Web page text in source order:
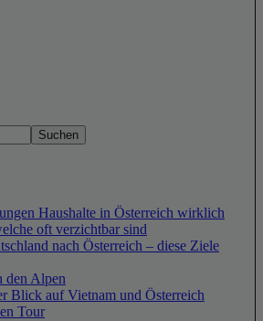
Suchen
Haushalte in Österreich wirklich
oft verzichtbar sind
nach Österreich – diese Ziele
den Alpen
Blick auf Vietnam und Österreich
Tour